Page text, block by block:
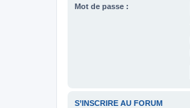
Mot de passe :
S’INSCRIRE AU FORUM